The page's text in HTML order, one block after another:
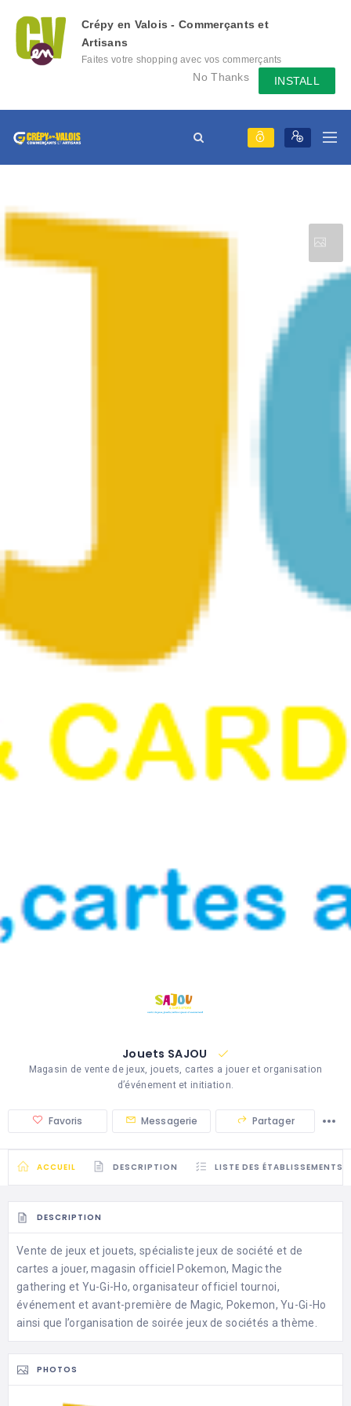
Crépy en Valois - Commerçants et
Artisans
Faites votre shopping avec vos commerçants
locaux depuis votre mobile, échangez des
messages avec eux, consultez le évènement
No Thanks INSTALL
Jouets SAJOU
Magasin de vente de jeux, jouets, cartes a jouer et organisation
d’événement et initiation.
Favoris Messagerie Partager
ACCUEIL DESCRIPTION LISTE DES ÉTABLISSEMENTS
DESCRIPTION
Vente de jeux et jouets, spécialiste jeux de société et de
cartes a jouer, magasin officiel Pokemon, Magic the
gathering et Yu-Gi-Ho, organisateur officiel tournoi,
événement et avant-première de Magic, Pokemon, Yu-Gi-Ho
ainsi que l’organisation de soirée jeux de sociétés a thème.
PHOTOS